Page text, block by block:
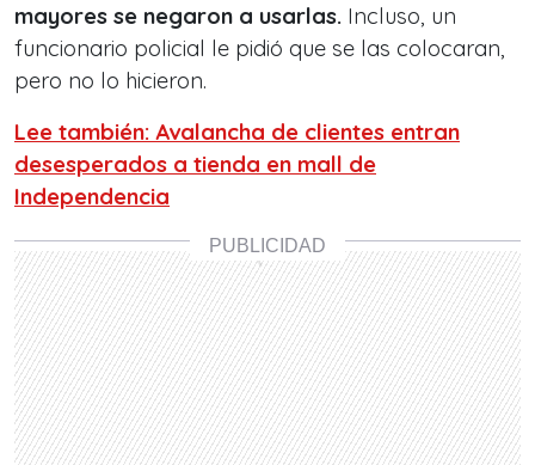
mayores se negaron a usarlas. Incluso, un
funcionario policial le pidió que se las colocaran,
pero no lo hicieron.
Lee también: Avalancha de clientes entran
desesperados a tienda en mall de
Independencia